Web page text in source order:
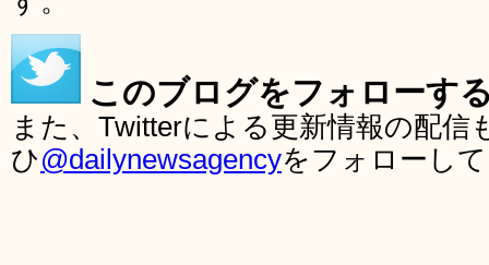
このブログをフォローす
また、Twitterによる更新情報の配
ひ@dailynewsagencyをフォローし